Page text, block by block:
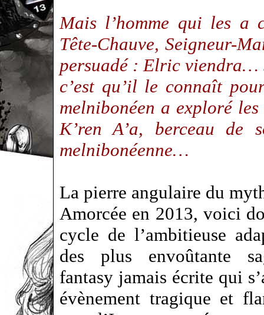
Mais l’homme qui les a
Tête-Chauve, Seigneur-
persuadé : Elric viendra…
c’est qu’il le connaît
melnibonéen a exploré
K’ren A’a, berceau
melnibonéenne…
La pierre angulaire du
Amorcée en 2013, voici
cycle de l’ambitieuse
des plus envoûtante
fantasy jamais écrite qui
évènement tragique et